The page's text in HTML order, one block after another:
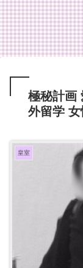
極秘計画
外留学 女
皇室